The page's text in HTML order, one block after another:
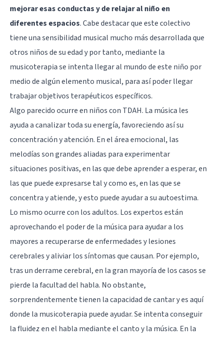
mejorar esas conductas y de relajar al niño en
diferentes espacios. Cabe destacar que este colectivo
tiene una sensibilidad musical mucho más desarrollada que
otros niños de su edad y por tanto, mediante la
musicoterapia se intenta llegar al mundo de este niño por
medio de algún elemento musical, para así poder llegar
trabajar objetivos terapéuticos específicos.
Algo parecido ocurre en niños con TDAH. La música les
ayuda a canalizar toda su energía, favoreciendo así su
concentración y atención. En el área emocional, las
melodías son grandes aliadas para experimentar
situaciones positivas, en las que debe aprender a esperar, en
las que puede expresarse tal y como es, en las que se
concentra y atiende, y esto puede ayudar a su autoestima.
Lo mismo ocurre con los adultos. Los expertos están
aprovechando el poder de la música para ayudar a los
mayores a recuperarse de enfermedades y lesiones
cerebrales y aliviar los síntomas que causan. Por ejemplo,
tras un derrame cerebral, en la gran mayoría de los casos se
pierde la facultad del habla. No obstante,
sorprendentemente tienen la capacidad de cantar y es aquí
donde la musicoterapia puede ayudar. Se intenta conseguir
la fluidez en el habla mediante el canto y la música. En la